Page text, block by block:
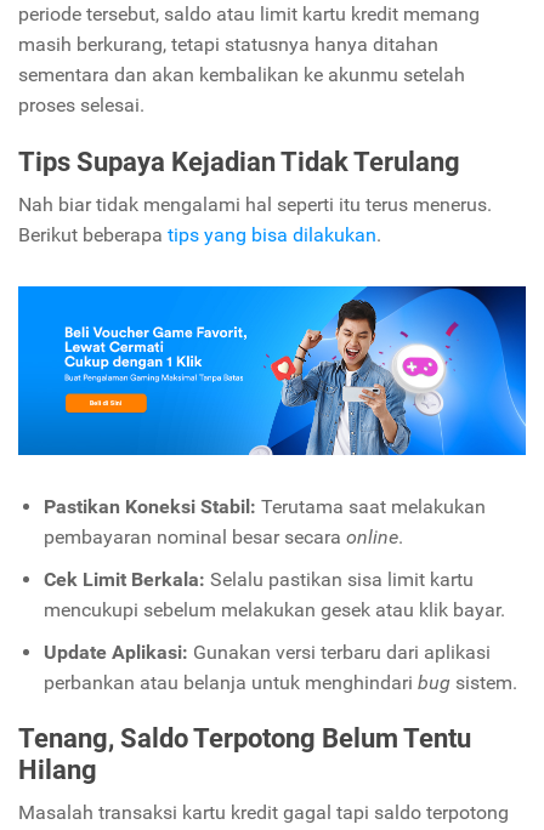
periode tersebut, saldo atau limit kartu kredit memang
masih berkurang, tetapi statusnya hanya ditahan
sementara dan akan kembalikan ke akunmu setelah
proses selesai.
Tips Supaya Kejadian Tidak Terulang
Nah biar tidak mengalami hal seperti itu terus menerus.
Berikut beberapa tips yang bisa dilakukan.
Pastikan Koneksi Stabil: Terutama saat melakukan
pembayaran nominal besar secara online.
Cek Limit Berkala: Selalu pastikan sisa limit kartu
mencukupi sebelum melakukan gesek atau klik bayar.
Update Aplikasi: Gunakan versi terbaru dari aplikasi
perbankan atau belanja untuk menghindari bugsistem.
Tenang, Saldo Terpotong Belum Tentu
Hilang
Masalah transaksi kartu kredit gagal tapi saldo terpotong